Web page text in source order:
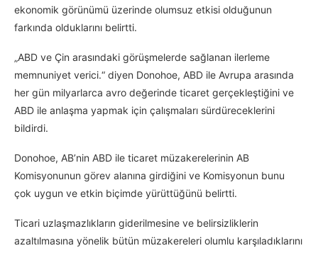
ekonomik görünümü üzerinde olumsuz etkisi olduğunun
farkında olduklarını belirtti.
„ABD ve Çin arasındaki görüşmelerde sağlanan ilerleme
memnuniyet verici.“ diyen Donohoe, ABD ile Avrupa arasında
her gün milyarlarca avro değerinde ticaret gerçekleştiğini ve
ABD ile anlaşma yapmak için çalışmaları sürdüreceklerini
bildirdi.
Donohoe, AB’nin ABD ile ticaret müzakerelerinin AB
Komisyonunun görev alanına girdiğini ve Komisyonun bunu
çok uygun ve etkin biçimde yürüttüğünü belirtti.
Ticari uzlaşmazlıkların giderilmesine ve belirsizliklerin
azaltılmasına yönelik bütün müzakereleri olumlu karşıladıklarını